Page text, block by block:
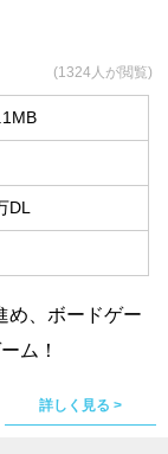
(1324人が閲覧)
DL
め、ボードゲー
ム！
詳しく見る >